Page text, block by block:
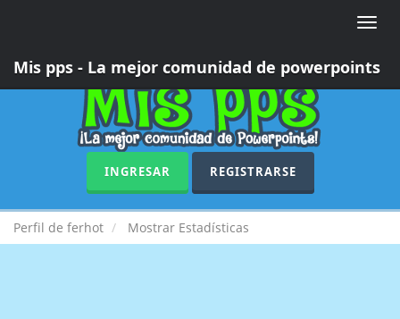
Toggle
Mis pps - La mejor comunidad de powerpoints
INGRESAR REGISTRARSE
Perfil de ferhot Mostrar Estadísticas